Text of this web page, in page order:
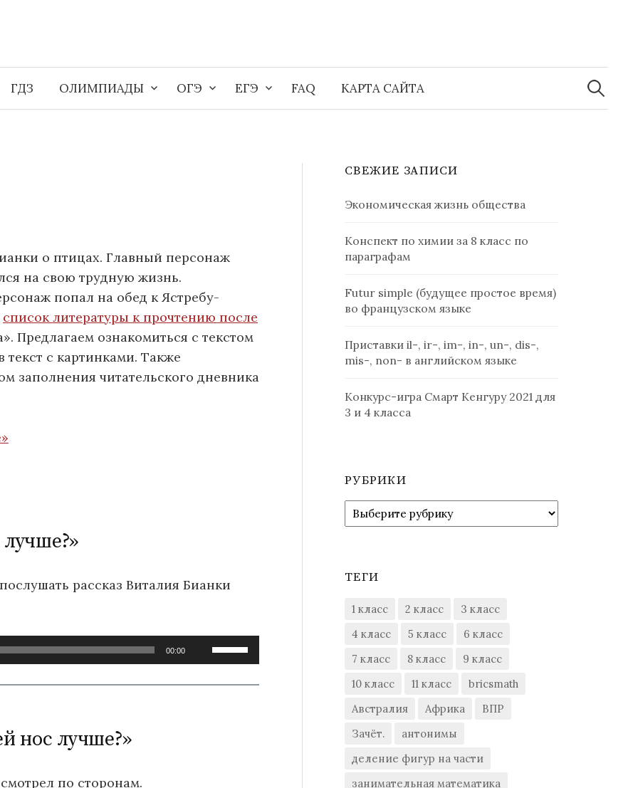
ГДЗ ОЛИМПИАДЫ ОГЭ ЕГЭ FAQ КАРТА САЙТА
Найти:
о птицах. Главный персонаж
на свою трудную жизнь.
попал на обед к Ястребу-
список литературы к прочтению после
Предлагаем ознакомиться с текстом
текст с картинками. Также
заполнения читательского дневника
рассказ Виталия Бианки
00:00
Используйте
клавиши
вверх/
нос лучше?»
по сторонам.
СВЕЖИЕ ЗАПИСИ
Экономическая жизнь общества
Конспект по химии за 8 класс по
параграфам
Futur simple (будущее простое время)
во французском языке
Приставки il-, ir-, im-, in-, un-, dis-,
mis-, non- в английском языке
Конкурс-игра Смарт Кенгуру 2021 для
3 и 4 класса
РУБРИКИ
Рубрики
ТЕГИ
1 класс 2 класс
3 класс
4 класс
5 класс
6 класс
7 класс
8 класс
9 класс
10 класс
11 класс
bricsmath
Австралия
Африка
ВПР
Зачёт.
антонимы
деление фигур на части
занимательная математика